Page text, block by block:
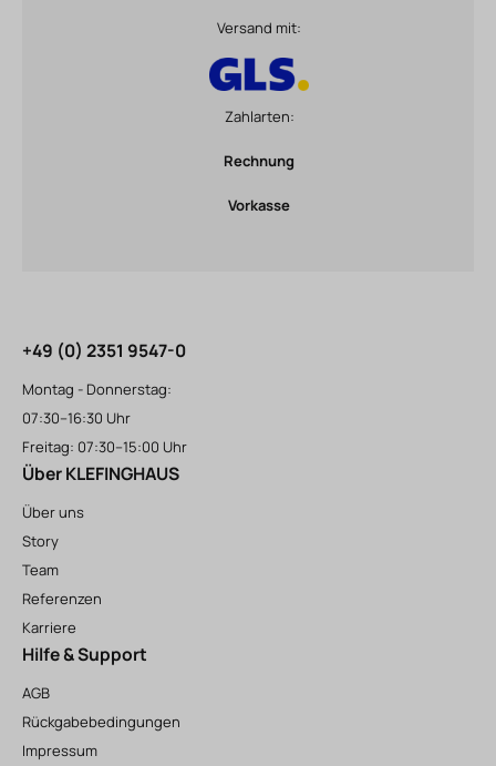
Versand mit:
Zahlarten:
Rechnung
Vorkasse
+49 (0) 2351 9547-0
Montag - Donnerstag:
07:30–16:30 Uhr
Freitag: 07:30–15:00 Uhr
Über KLEFINGHAUS
Über uns
Story
Team
Referenzen
Karriere
Hilfe & Support
AGB
Rückgabebedingungen
Impressum